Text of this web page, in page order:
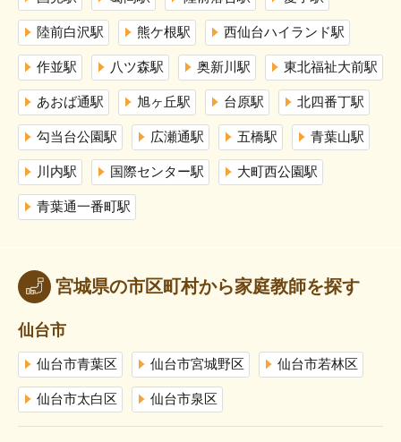
陸前白沢駅 熊ケ根駅 西仙台ハイランド駅
作並駅 八ツ森駅 奥新川駅 東北福祉大前駅
あおば通駅 旭ヶ丘駅 台原駅 北四番丁駅
勾当台公園駅 広瀬通駅 五橋駅 青葉山駅
川内駅 国際センター駅 大町西公園駅
青葉通一番町駅
宮城県の市区町村から家庭教師を探す
仙台市
仙台市青葉区 仙台市宮城野区 仙台市若林区
仙台市太白区 仙台市泉区